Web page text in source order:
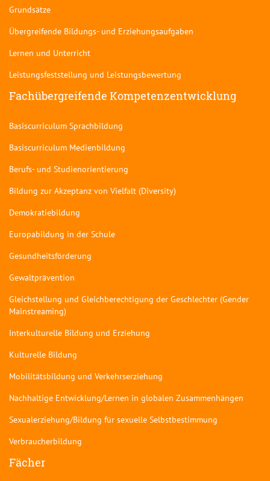
Grundsätze
Übergreifende Bildungs- und Erziehungsaufgaben
Lernen und Unterricht
Leistungsfeststellung und Leistungsbewertung
Fachübergreifende Kompetenzentwicklung
Basiscurriculum Sprachbildung
Basiscurriculum Medienbildung
Berufs- und Studienorientierung
Bildung zur Akzeptanz von Vielfalt (Diversity)
Demokratiebildung
Europabildung in der Schule
Gesundheitsförderung
Gewaltprävention
Gleichstellung und Gleichberechtigung der Geschlechter (Gender
Mainstreaming)
Interkulturelle Bildung und Erziehung
Kulturelle Bildung
Mobilitätsbildung und Verkehrserziehung
Nachhaltige Entwicklung/Lernen in globalen Zusammenhängen
Sexualerziehung/Bildung für sexuelle Selbstbestimmung
Verbraucherbildung
Fächer